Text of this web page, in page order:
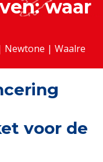
waar
Newtone | Waalre
voor de